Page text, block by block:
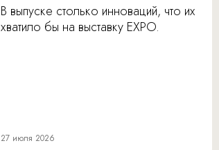
В выпуске столько инноваций, что их
хватило бы на выставку EXPO.
27 июля 2026